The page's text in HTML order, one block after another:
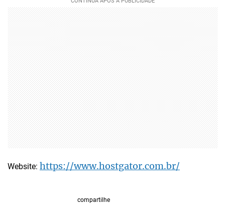
Website: https://www.hostgator.com.br/
compartilhe